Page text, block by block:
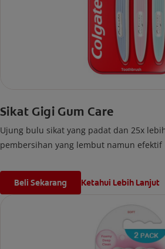
Sikat Gigi Gum Care
Ujung bulu sikat yang padat dan 25x
pembersihan yang lembut namun efektif
Beli Sekarang Ketahui Lebih Lanjut